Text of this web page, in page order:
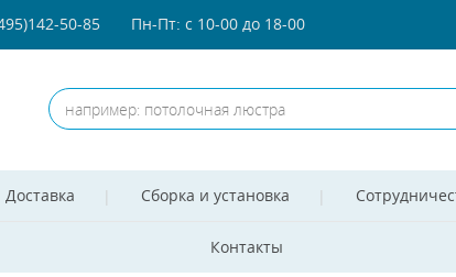
50-85 Пн-Пт: с 10-00 до 18-00
Доставка Сборка и установка
Контакты